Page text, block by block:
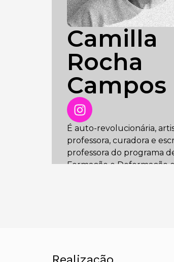
comum.
Camilla
Rocha
Campos
É auto-revolucionária,
professora, curadora e
professora do programa
Formação e Deformação